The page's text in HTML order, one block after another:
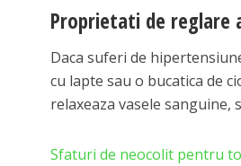
Proprietati de reglare
Daca suferi de
cu lapte sau o bucatica de
relaxeaza vasele sanguine,
Sfaturi de neocolit pentru